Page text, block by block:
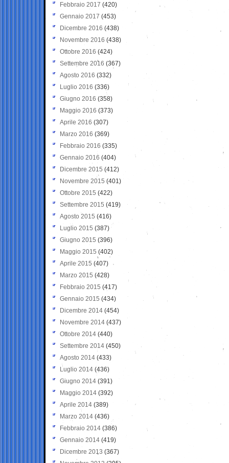
Febbraio 2017 (420)
Gennaio 2017 (453)
Dicembre 2016 (438)
Novembre 2016 (438)
Ottobre 2016 (424)
Settembre 2016 (367)
Agosto 2016 (332)
Luglio 2016 (336)
Giugno 2016 (358)
Maggio 2016 (373)
Aprile 2016 (307)
Marzo 2016 (369)
Febbraio 2016 (335)
Gennaio 2016 (404)
Dicembre 2015 (412)
Novembre 2015 (401)
Ottobre 2015 (422)
Settembre 2015 (419)
Agosto 2015 (416)
Luglio 2015 (387)
Giugno 2015 (396)
Maggio 2015 (402)
Aprile 2015 (407)
Marzo 2015 (428)
Febbraio 2015 (417)
Gennaio 2015 (434)
Dicembre 2014 (454)
Novembre 2014 (437)
Ottobre 2014 (440)
Settembre 2014 (450)
Agosto 2014 (433)
Luglio 2014 (436)
Giugno 2014 (391)
Maggio 2014 (392)
Aprile 2014 (389)
Marzo 2014 (436)
Febbraio 2014 (386)
Gennaio 2014 (419)
Dicembre 2013 (367)